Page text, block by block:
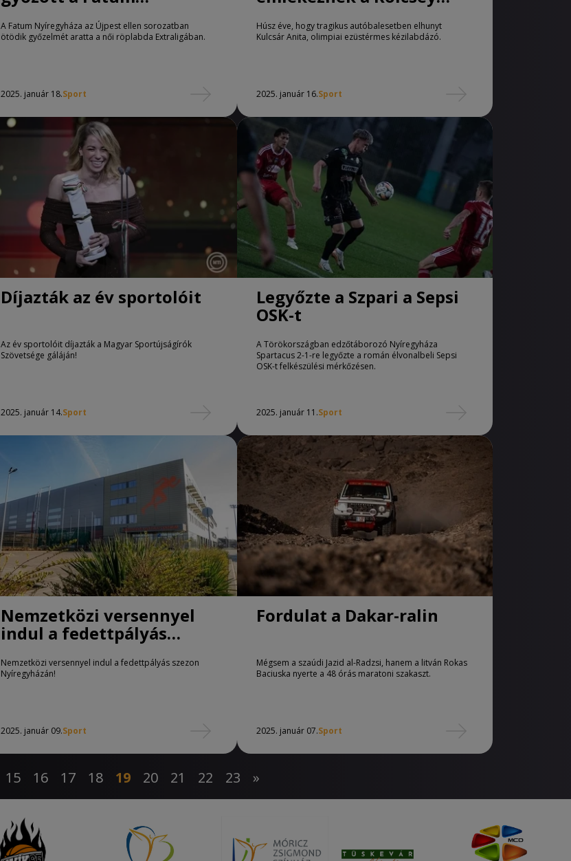
Nyíregyháza
A Fatum Nyíregyháza az Újpest ellen sorozatban
ötödik győzelmét aratta a női röplabda Extraligában.
2025. január 18.Sport
Húsz éve, hogy tragikus autóbalesetben elhunyt
Kulcsár Anita, olimpiai ezüstérmes kézilabdázó.
2025. január 16.Sport
Díjazták az év sportolóit
Az év sportolóit díjazták a Magyar Sportújságírók
Szövetsége gáláján!
2025. január 14.Sport
Legyőzte a Szpari a Sepsi
OSK-t
A Törökországban edzőtáborozó Nyíregyháza
Spartacus 2-1-re legyőzte a román élvonalbeli Sepsi
OSK-t felkészülési mérkőzésen.
2025. január 11.Sport
Nemzetközi versennyel
indul a fedettpályás
Nemzetközi versennyel indul a fedettpályás szezon
Nyíregyházán!
2025. január 09.Sport
Fordulat a Dakar-ralin
Mégsem a szaúdi Jazid al-Radzsi, hanem a litván Rokas
Baciuska nyerte a 48 órás maratoni szakaszt.
2025. január 07.Sport
15 16 17 18 19 20 21 22 23 »